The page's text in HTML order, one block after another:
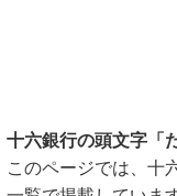
十六銀行の頭文字「
このページでは、十